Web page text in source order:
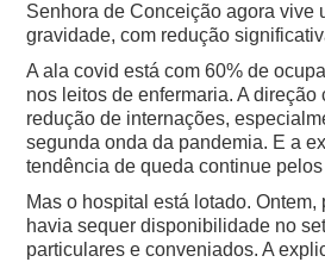
Senhora de Conceição agora vive
gravidade, com redução
A ala covid está com 60% de
nos leitos de enfermaria. A direção
redução de internações,
segunda onda da pandemia. E a
tendência de queda continue
Mas o hospital está lotado. Ontem,
havia sequer disponibilidade no
particulares e conveniados. A